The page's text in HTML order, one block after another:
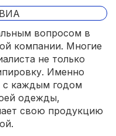
вопросом в
компании. Многие
не только
Именно
каждым годом
одежды,
свою продукцию